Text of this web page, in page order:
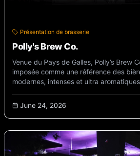
Présentation de brasserie
Polly's Brew Co.
Venue du Pays de Galles, Polly’s Brew
imposée comme une référence des
modernes, intenses et ultra
June 24, 2026